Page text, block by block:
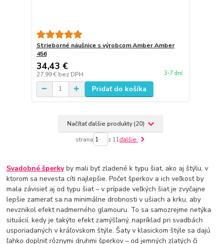
Strieborné náušnice s výrobcom Amber Amber
456
34,43 €
27,99 € bez DPH 3-7 dní
Pridať do košíka
Načítať ďalšie produkty (20)
strana z 11ďalšie
Svadobné šperkyby mali byť zladené k typu šiat, ako aj štýlu, v
ktorom sa nevesta cíti najlepšie. Počet šperkov a ich veľkosť by
mala závisieť aj od typu šiat – v prípade veľkých šiat je zvyčajne
lepšie zamerať sa na minimálne drobnosti v ušiach a krku, aby
nevznikol efekt nadmerného glamouru. To sa samozrejme netýka
situácií, kedy je takýto efekt zamýšľaný, napríklad pri svadbách
usporiadaných v kráľovskom štýle. Šaty v klasickom štýle sa dajú
ľahko doplniť rôznymi druhmi šperkov – od jemných zlatých či